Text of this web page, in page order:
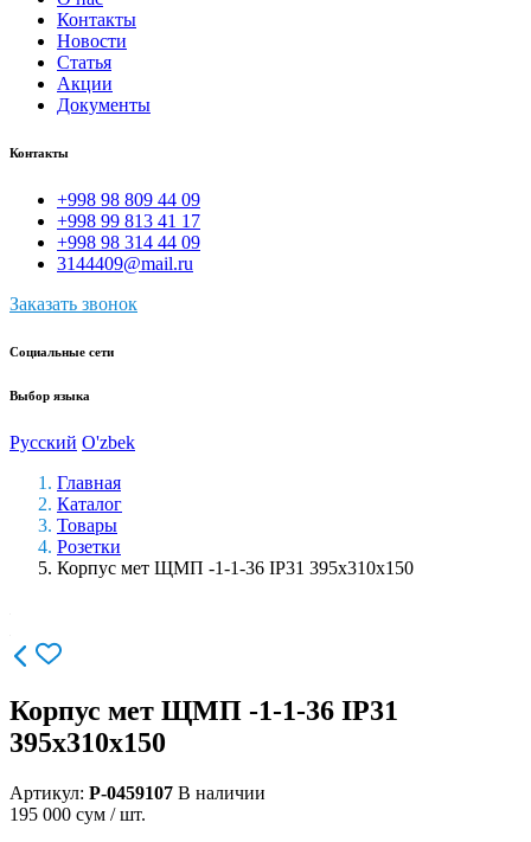
Контакты
Новости
Статья
Акции
Документы
Контакты
+998 98 809 44 09
+998 99 813 41 17
+998 98 314 44 09
3144409@mail.ru
Заказать звонок
Социальные сети
Выбор языка
Русский O'zbek
Главная
Каталог
Товары
Розетки
Корпус мет ЩМП -1-1-36 IP31 395х310х150
Корпус мет ЩМП -1-1-36 IP31
395х310х150
Артикул: P-0459107 В наличии
195 000 сум / шт.